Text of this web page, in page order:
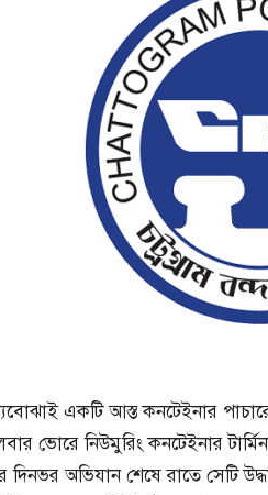
একটি আস্ত কনটেইনার
ভোরে নিউমুরিং কনটেইনার
অভিযান শেষে রাতে সেটি